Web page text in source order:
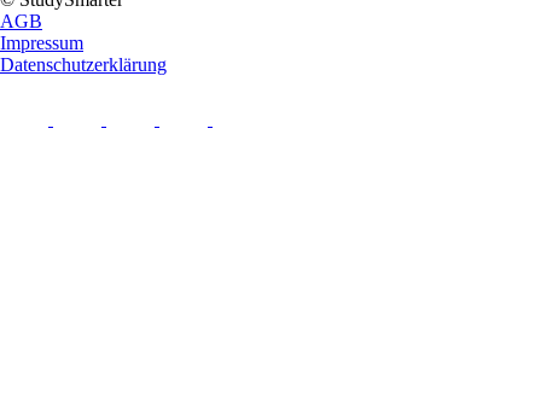
AGB
Impressum
Datenschutzerklärung